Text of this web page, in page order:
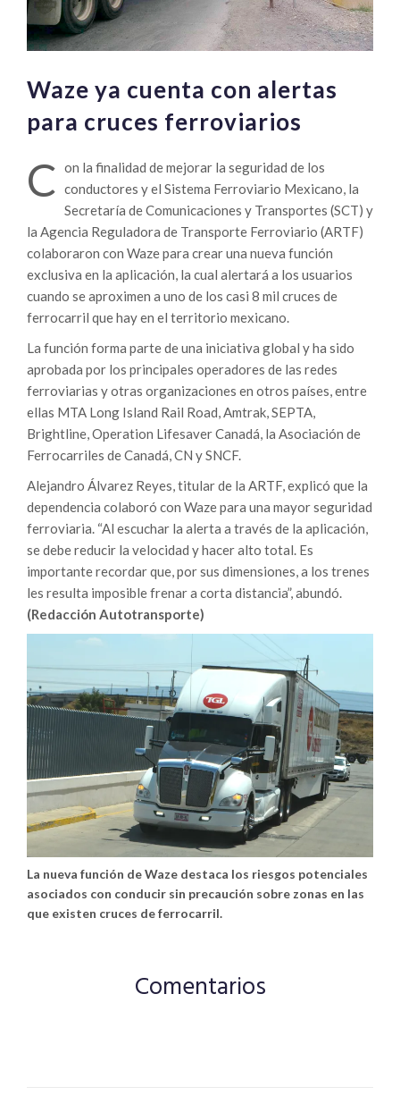
Waze ya cuenta con alertas
para cruces ferroviarios
C on la finalidad de mejorar la seguridad de los
conductores y el Sistema Ferroviario Mexicano, la
Secretaría de Comunicaciones y Transportes (SCT) y
la Agencia Reguladora de Transporte Ferroviario (ARTF)
colaboraron con Waze para crear una nueva función
exclusiva en la aplicación, la cual alertará a los usuarios
cuando se aproximen a uno de los casi 8 mil cruces de
ferrocarril que hay en el territorio mexicano.
La función forma parte de una iniciativa global y ha sido
aprobada por los principales operadores de las redes
ferroviarias y otras organizaciones en otros países, entre
ellas MTA Long Island Rail Road, Amtrak, SEPTA,
Brightline, Operation Lifesaver Canadá, la Asociación de
Ferrocarriles de Canadá, CN y SNCF.
Alejandro Álvarez Reyes, titular de la ARTF, explicó que la
dependencia colaboró con Waze para una mayor seguridad
ferroviaria. “Al escuchar la alerta a través de la aplicación,
se debe reducir la velocidad y hacer alto total. Es
importante recordar que, por sus dimensiones, a los trenes
les resulta imposible frenar a corta distancia”, abundó.
(Redacción Autotransporte)
La nueva función de Waze destaca los riesgos potenciales
asociados con conducir sin precaución sobre zonas en las
que existen cruces de ferrocarril.
Comentarios